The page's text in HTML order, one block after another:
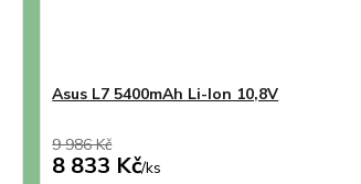
Asus L7 5400mAh Li-Ion 10,8V
9 986 Kč
8 833 Kč/ks